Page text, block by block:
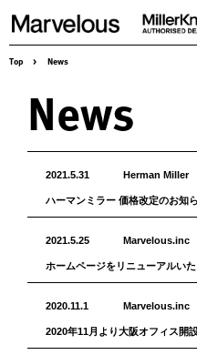
Seating
Accessories
Herman
About us
Services &
News
Case studies
Contact
Top > News
News
2021.5.31 Herman Miller
ハーマンミラー 価格改定のお知
2021.5.25 Marvelous.inc
ホームページをリニューアルいた
2020.11.1 Marvelous.inc
2020年11月より大阪オフィス開